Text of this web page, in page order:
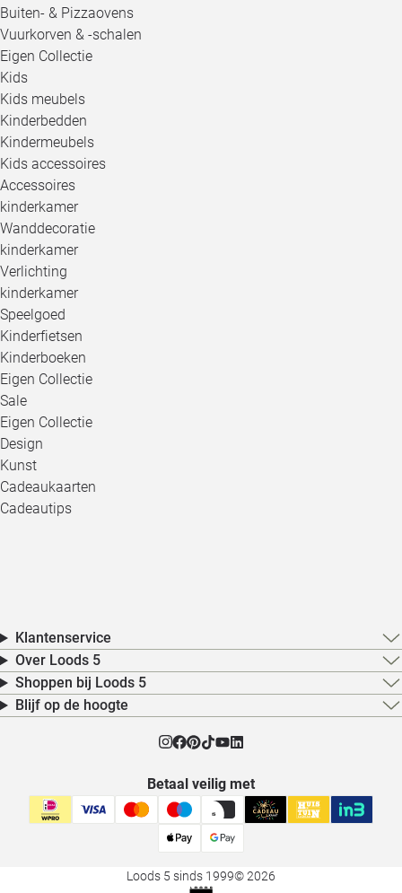
Buiten- & Pizzaovens
Vuurkorven & -schalen
Eigen Collectie
Kids
Kids meubels
Kinderbedden
Kindermeubels
Kids accessoires
Accessoires
kinderkamer
Wanddecoratie
kinderkamer
Verlichting
kinderkamer
Speelgoed
Kinderfietsen
Kinderboeken
Eigen Collectie
Sale
Eigen Collectie
Design
Kunst
Cadeaukaarten
Cadeautips
Klantenservice
Over Loods 5
Shoppen bij Loods 5
Blijf op de hoogte
Betaal veilig met
Loods 5 sinds 1999© 2026